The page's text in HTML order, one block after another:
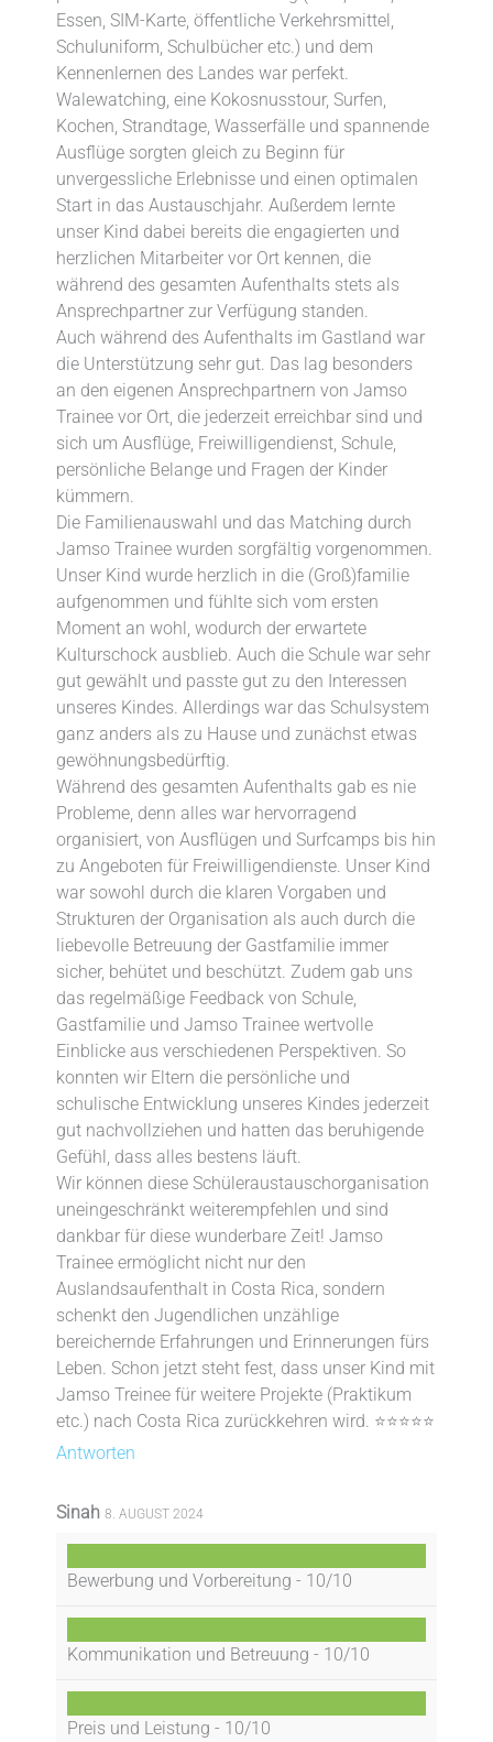
Essen, SIM-Karte, öffentliche Verkehrsmittel,
Schuluniform, Schulbücher etc.) und dem
Kennenlernen des Landes war perfekt.
Walewatching, eine Kokosnusstour, Surfen,
Kochen, Strandtage, Wasserfälle und spannende
Ausflüge sorgten gleich zu Beginn für
unvergessliche Erlebnisse und einen optimalen
Start in das Austauschjahr. Außerdem lernte
unser Kind dabei bereits die engagierten und
herzlichen Mitarbeiter vor Ort kennen, die
während des gesamten Aufenthalts stets als
Ansprechpartner zur Verfügung standen.
Auch während des Aufenthalts im Gastland war
die Unterstützung sehr gut. Das lag besonders
an den eigenen Ansprechpartnern von Jamso
Trainee vor Ort, die jederzeit erreichbar sind und
sich um Ausflüge, Freiwilligendienst, Schule,
persönliche Belange und Fragen der Kinder
kümmern.
Die Familienauswahl und das Matching durch
Jamso Trainee wurden sorgfältig vorgenommen.
Unser Kind wurde herzlich in die (Groß)familie
aufgenommen und fühlte sich vom ersten
Moment an wohl, wodurch der erwartete
Kulturschock ausblieb. Auch die Schule war sehr
gut gewählt und passte gut zu den Interessen
unseres Kindes. Allerdings war das Schulsystem
ganz anders als zu Hause und zunächst etwas
gewöhnungsbedürftig.
Während des gesamten Aufenthalts gab es nie
Probleme, denn alles war hervorragend
organisiert, von Ausflügen und Surfcamps bis hin
zu Angeboten für Freiwilligendienste. Unser Kind
war sowohl durch die klaren Vorgaben und
Strukturen der Organisation als auch durch die
liebevolle Betreuung der Gastfamilie immer
sicher, behütet und beschützt. Zudem gab uns
das regelmäßige Feedback von Schule,
Gastfamilie und Jamso Trainee wertvolle
Einblicke aus verschiedenen Perspektiven. So
konnten wir Eltern die persönliche und
schulische Entwicklung unseres Kindes jederzeit
gut nachvollziehen und hatten das beruhigende
Gefühl, dass alles bestens läuft.
Wir können diese Schüleraustauschorganisation
uneingeschränkt weiterempfehlen und sind
dankbar für diese wunderbare Zeit! Jamso
Trainee ermöglicht nicht nur den
Auslandsaufenthalt in Costa Rica, sondern
schenkt den Jugendlichen unzählige
bereichernde Erfahrungen und Erinnerungen fürs
Leben. Schon jetzt steht fest, dass unser Kind mit
Jamso Treinee für weitere Projekte (Praktikum
etc.) nach Costa Rica zurückkehren wird. ⭐⭐⭐⭐⭐
Antworten
Sinah 8. AUGUST 2024
Bewerbung und Vorbereitung - 10/10
Kommunikation und Betreuung - 10/10
Preis und Leistung - 10/10